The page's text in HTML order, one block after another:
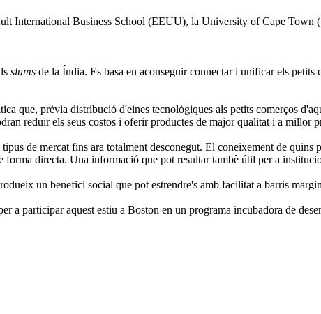
International Business School (EEUU), la University of Cape
slums de la Índia. Es basa en aconseguir connectar i unificar els
que, prèvia distribució d'eines tecnològiques als petits comerços
reduir els seus costos i oferir productes de major qualitat i a millor
de mercat fins ara totalment desconegut. El coneixement de
forma directa. Una informació que pot resultar tambè útil per a
un benefici social que pot estrendre's amb facilitat a barris
a participar aquest estiu a Boston en un programa incubadora de